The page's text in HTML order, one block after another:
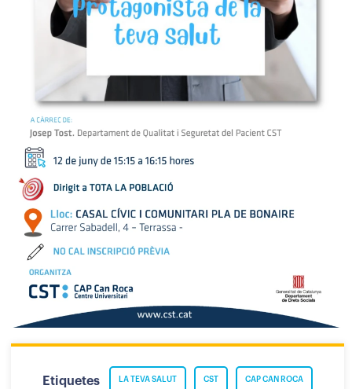
Etiquetes CAP CAN ROCA
CST
LA TEVA SALUT